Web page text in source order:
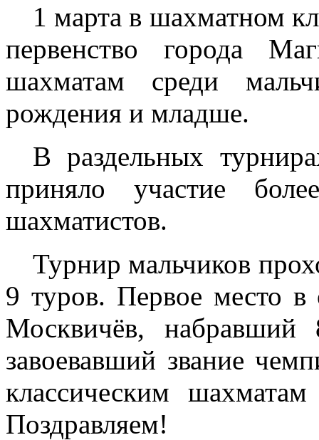
1 марта в шахматном
первенство города
шахматам среди
рождения и младше.
В раздельных
приняло участие
шахматистов.
Турнир мальчиков
9 туров. Первое место в
Москвичёв,
завоевавший звание
классическим
Поздравляем!